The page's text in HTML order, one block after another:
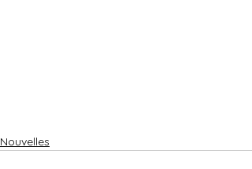
Nouvelles